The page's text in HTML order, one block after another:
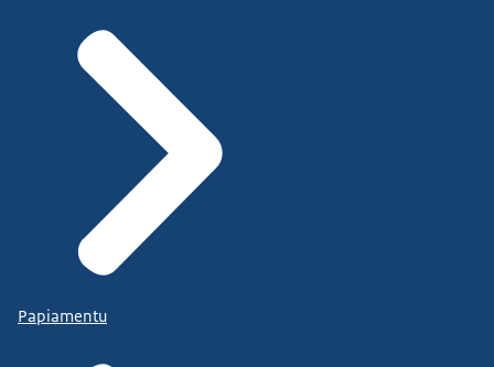
Papiamentu